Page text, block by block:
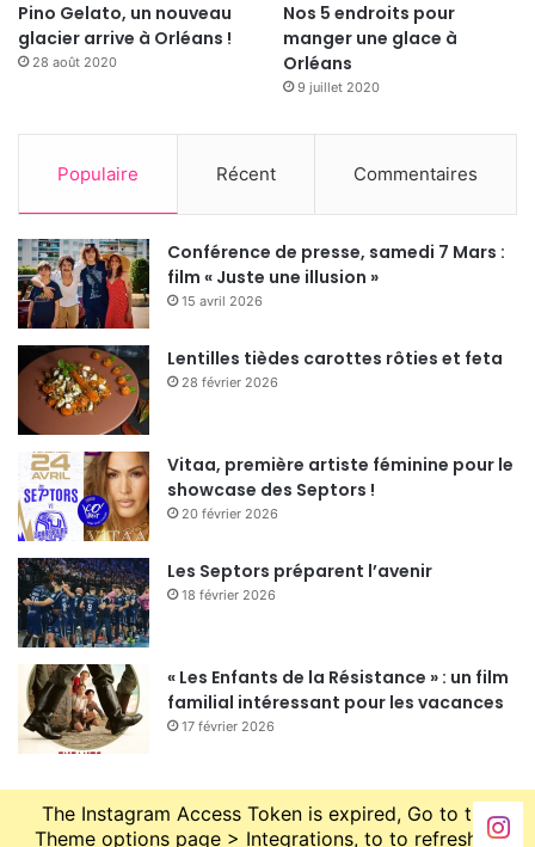
Pino Gelato, un nouveau
glacier arrive à Orléans !
28 août 2020
Nos 5 endroits pour
manger une glace à
Orléans
9 juillet 2020
Populaire Récent Commentaires
Conférence de presse, samedi 7 Mars :
film « Juste une illusion »
15 avril 2026
Lentilles tièdes carottes rôties et feta
28 février 2026
Vitaa, première artiste féminine pour le
showcase des Septors !
20 février 2026
Les Septors préparent l’avenir
18 février 2026
« Les Enfants de la Résistance » : un film
familial intéressant pour les vacances
17 février 2026
The Instagram Access Token is expired, Go to the
Theme options page > Integrations, to to refresh it.